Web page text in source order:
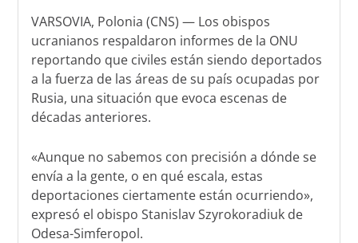
VARSOVIA, Polonia (CNS) — Los obispos
ucranianos respaldaron informes de la ONU
reportando que civiles están siendo deportados
a la fuerza de las áreas de su país ocupadas por
Rusia, una situación que evoca escenas de
décadas anteriores.
«Aunque no sabemos con precisión a dónde se
envía a la gente, o en qué escala, estas
deportaciones ciertamente están ocurriendo»,
expresó el obispo Stanislav Szyrokoradiuk de
Odesa-Simferopol.